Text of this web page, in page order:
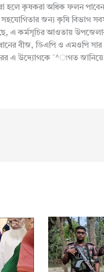
হলে কৃষকরা অধিক ফলন পাবেন
জন্য কৃষি বিভাগ
এ কর্মসূচির আওতায় উপজেলার
বীজ, ডিএপি ও এমওপি সার
এ উদ্যোগকে ¯^াগত জানিয়ে